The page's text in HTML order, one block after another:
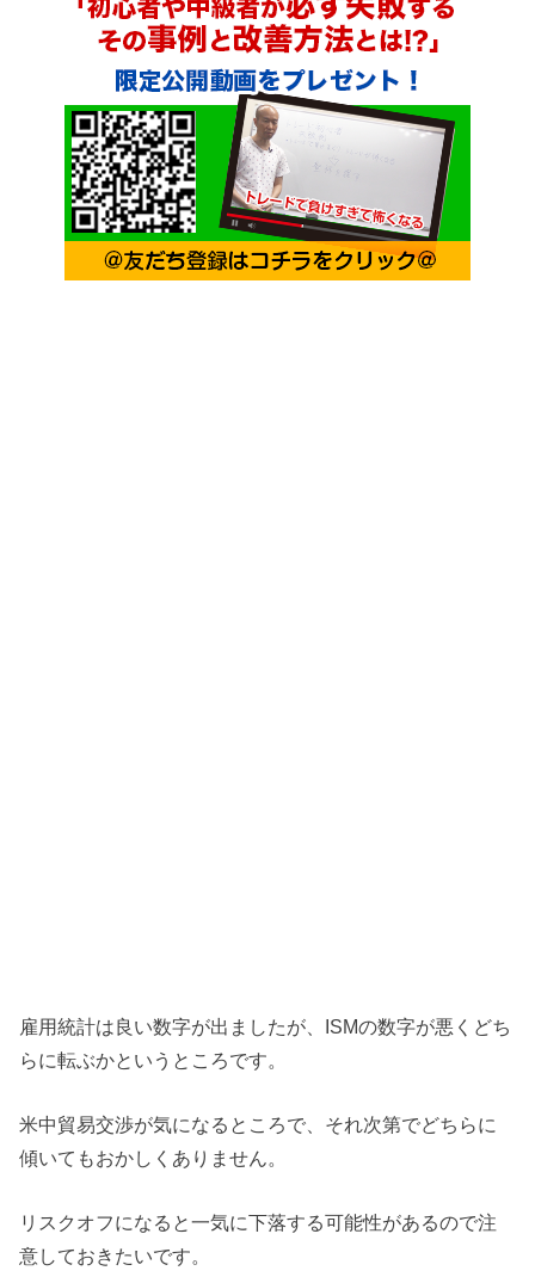
雇用統計は良い数字が出ましたが、ISMの数字が悪くどち
らに転ぶかというところです。
米中貿易交渉が気になるところで、それ次第でどちらに
傾いてもおかしくありません。
リスクオフになると一気に下落する可能性があるので注
意しておきたいです。